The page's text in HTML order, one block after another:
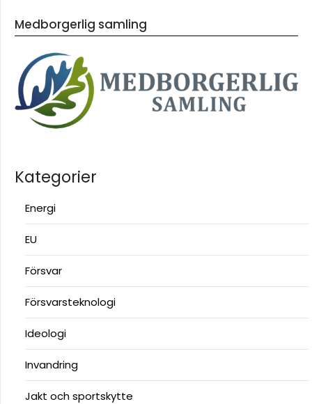
Medborgerlig samling
Kategorier
Energi
EU
Försvar
Försvarsteknologi
Ideologi
Invandring
Jakt och sportskytte